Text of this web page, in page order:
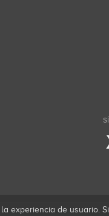
experiencia de usuario.